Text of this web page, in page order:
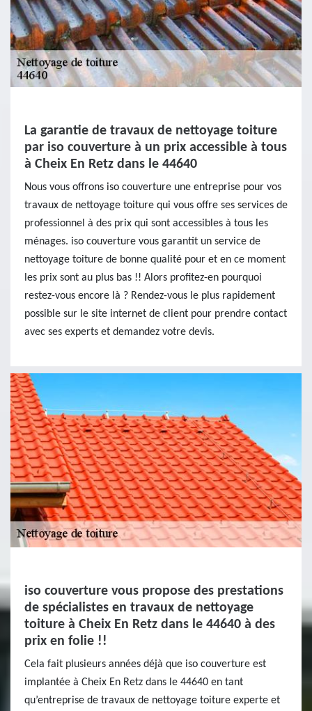
La garantie de travaux de nettoyage toiture
par iso couverture à un prix accessible à tous
à Cheix En Retz dans le 44640
Nous vous offrons iso couverture une entreprise pour vos
travaux de nettoyage toiture qui vous offre ses services de
professionnel à des prix qui sont accessibles à tous les
ménages. iso couverture vous garantit un service de
nettoyage toiture de bonne qualité pour et en ce moment
les prix sont au plus bas !! Alors profitez-en pourquoi
restez-vous encore là ? Rendez-vous le plus rapidement
possible sur le site internet de client pour prendre contact
avec ses experts et demandez votre devis.
iso couverture vous propose des prestations
de spécialistes en travaux de nettoyage
toiture à Cheix En Retz dans le 44640 à des
prix en folie !!
Cela fait plusieurs années déjà que iso couverture est
implantée à Cheix En Retz dans le 44640 en tant
qu’entreprise de travaux de nettoyage toiture experte et